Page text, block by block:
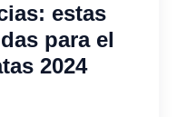
estas
para el
2024